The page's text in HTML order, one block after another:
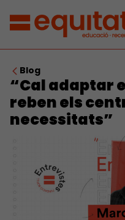
Blog
“Cal adaptar
reben els
necessitats”